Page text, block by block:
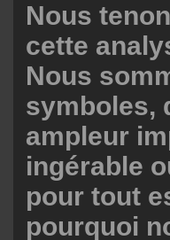
Nous
cette
Nous
symboles,
ampleur
ingérable
pour tout
pourquoi